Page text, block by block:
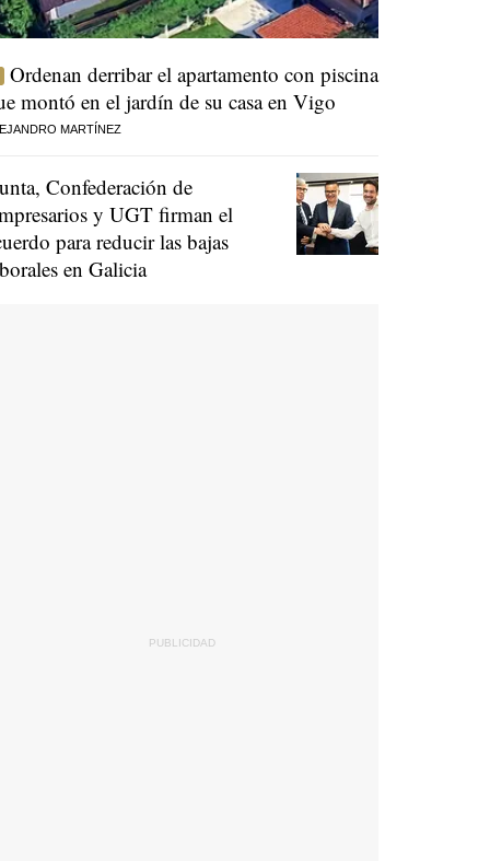
Ordenan derribar el apartamento con piscina
montó en el jardín de su casa en Vigo
MARTÍNEZ
Confederación de
y UGT firman el
para reducir las bajas
en Galicia